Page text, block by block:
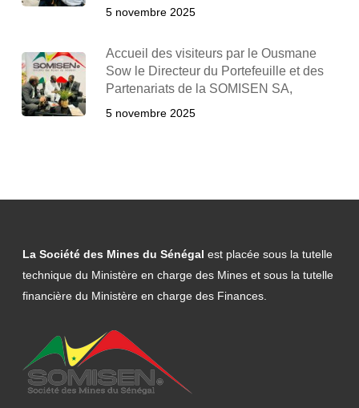
5 novembre 2025
Accueil des visiteurs par le Ousmane
Sow le Directeur du Portefeuille et des
Partenariats de la SOMISEN SA,
5 novembre 2025
La Société des Mines du Sénégal est placée sous la tutelle
technique du Ministère en charge des Mines et sous la tutelle
financière du Ministère en charge des Finances.